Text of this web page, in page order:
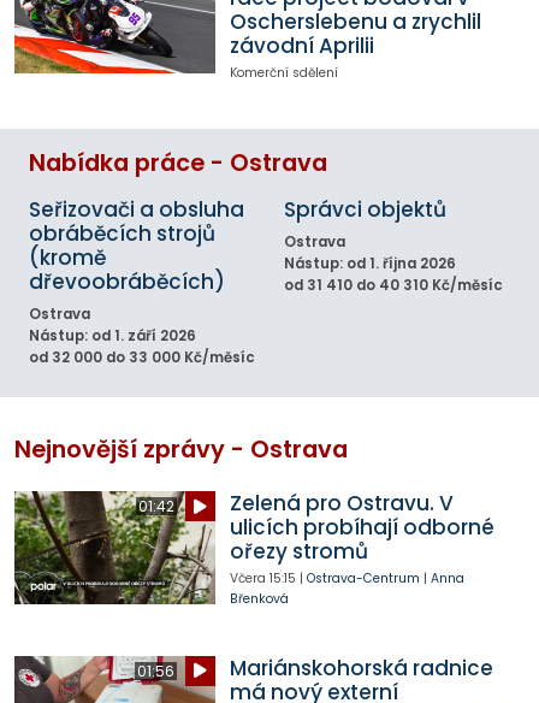
Oscherslebenu a zrychlil
závodní Aprilii
Komerční sdělení
Nabídka práce - Ostrava
Seřizovači a obsluha
obráběcích strojů
(kromě
dřevoobráběcích)
Ostrava
Nástup: od 1. září 2026
od 32 000 do 33 000 Kč/měsíc
Správci objektů
Ostrava
Nástup: od 1. října 2026
od 31 410 do 40 310 Kč/měsíc
Nejnovější zprávy - Ostrava
01:42
Zelená pro Ostravu. V
ulicích probíhají odborné
ořezy stromů
Včera 15:15 | Ostrava-Centrum | Anna
Břenková
01:56
Mariánskohorská radnice
má nový externí